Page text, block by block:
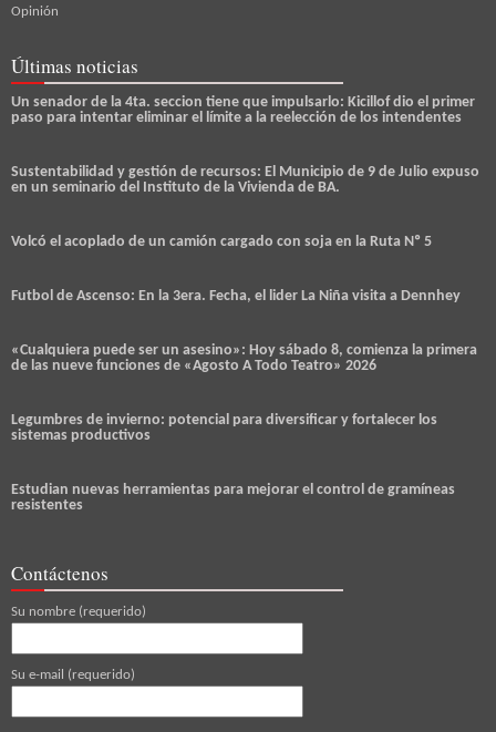
Opinión
Últimas noticias
Un senador de la 4ta. seccion tiene que impulsarlo: Kicillof dio el primer
paso para intentar eliminar el límite a la reelección de los intendentes
Sustentabilidad y gestión de recursos: El Municipio de 9 de Julio expuso
en un seminario del Instituto de la Vivienda de BA.
Volcó el acoplado de un camión cargado con soja en la Ruta Nº 5
Futbol de Ascenso: En la 3era. Fecha, el lider La Niña visita a Dennhey
«Cualquiera puede ser un asesino»: Hoy sábado 8, comienza la primera
de las nueve funciones de «Agosto A Todo Teatro» 2026
Legumbres de invierno: potencial para diversificar y fortalecer los
sistemas productivos
Estudian nuevas herramientas para mejorar el control de gramíneas
resistentes
Contáctenos
Su nombre (requerido)
Su e-mail (requerido)